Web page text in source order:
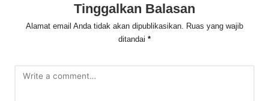
Tinggalkan Balasan
Alamat email Anda tidak akan dipublikasikan. Ruas yang wajib
ditandai *